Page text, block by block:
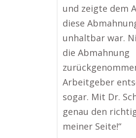
und zeigte dem
diese
unhaltbar war.
die Abmahnung
Arbeitgeber
sogar. Mit Dr.
genau den
meiner Seite!“